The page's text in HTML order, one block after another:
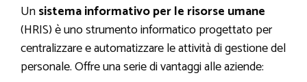
Unsistema informativo per le risorse umane
(HRIS) è uno strumento informatico progettato per
centralizzare e automatizzare le attività di gestione del
personale. Offre una serie di vantaggi alle aziende: